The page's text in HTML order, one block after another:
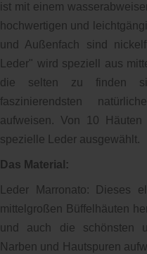
ist mit einem
hochwertigen und
und Außenfach sind
Leder" wird speziell aus
die selten zu finden
faszinierendsten
aufweisen. Von 10
spezielle Leder ausgewählt.
Das Material:
Leder Marronato: Dieses
mittelgroßen Büffelhäuten
und auch die schönsten
Narben und Hautspuren